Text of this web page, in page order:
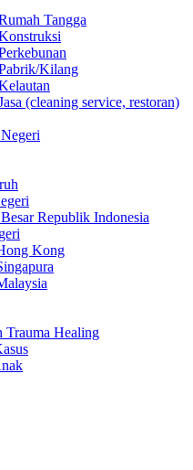
Tangga
Kilang
(cleaning service, restoran)
Republik Indonesia
Kong
Trauma Healing